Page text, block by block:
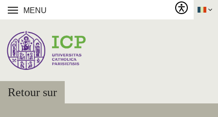
MENU
Retour sur